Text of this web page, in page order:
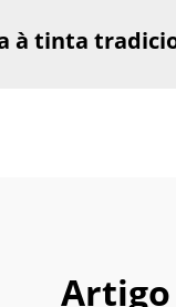
à tinta